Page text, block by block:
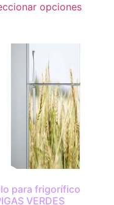
opciones
para frigorífico
VERDES